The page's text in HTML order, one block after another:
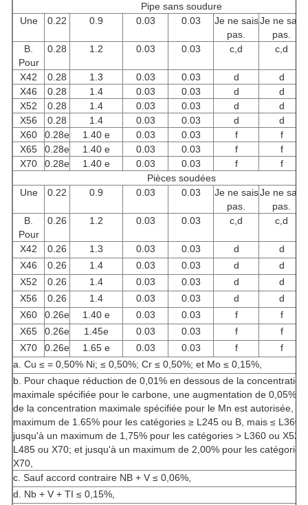
Pipe sans soudure
Une
0.22 0.9 0.03 0.03
Je ne sais
pas.
Je ne sais
pas.
B.
Pour
0.28 1.2 0.03 0.03 c,d c,d
X42 0.28 1.3 0.03 0.03 d
d
X46
0.28 1.4 0.03 0.03 d
d
X52
0.28 1.4 0.03 0.03 d
d
X56
0.28 1.4 0.03 0.03 d
d
X60
0.28e 1.40 e 0.03 0.03 f
f
X65
0.28e 1.40 e 0.03 0.03 f
f
X70
0.28e 1.40 e 0.03 0.03 f
f
Pièces soudées
Une
0.22 0.9 0.03 0.03
Je ne sais
pas.
Je ne sais
pas.
B.
Pour
0.26 1.2 0.03 0.03 c,d c,d
X42 0.26 1.3 0.03 0.03 d
d
X46
0.26 1.4 0.03 0.03 d
d
X52
0.26 1.4 0.03 0.03 d
d
X56
0.26 1.4 0.03 0.03 d
d
X60
0.26e 1.40 e 0.03 0.03 f
f
X65
0.26e 1.45e 0.03 0.03 f
f
X70
0.26e 1.65 e 0.03 0.03 f
f
a. Cu ≤ = 0,50% Ni; ≤ 0,50%; Cr ≤ 0,50%; et Mo ≤ 0,15%,
b. Pour chaque réduction de 0,01% en dessous de la concentration
maximale spécifiée pour le carbone, une augmentation de 0,05%
de la concentration maximale spécifiée pour le Mn est autorisée,
maximum de 1.65% pour les catégories ≥ L245 ou B, mais ≤ L360
jusqu'à un maximum de 1,75% pour les catégories > L360 ou X52,
L485 ou X70; et jusqu'à un maximum de 2,00% pour les catégories
X70,
c. Sauf accord contraire NB + V ≤ 0,06%,
d. Nb + V + TI ≤ 0,15%,